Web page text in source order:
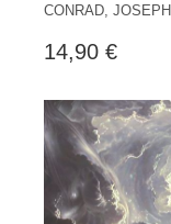
CONRAD, JOSEPH
14,90 €